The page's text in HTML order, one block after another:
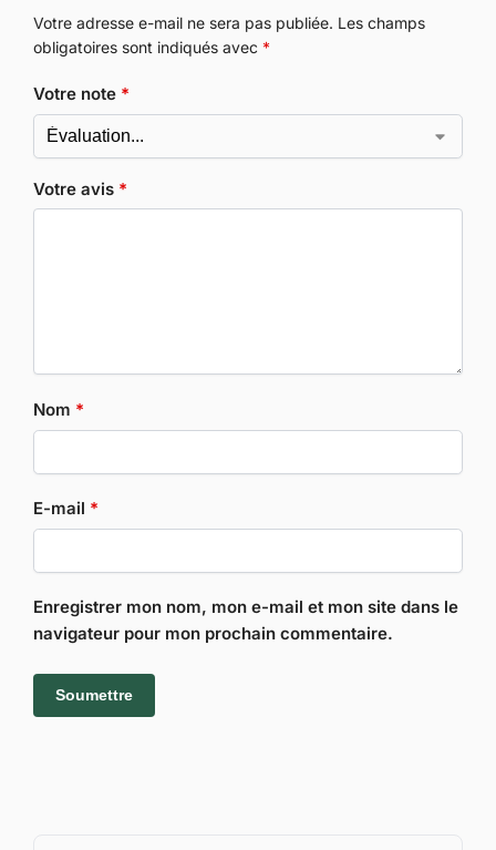
Votre adresse e-mail ne sera pas publiée. Les champs
obligatoires sont indiqués avec *
Votre note *
Votre avis *
Nom *
E-mail *
Enregistrer mon nom, mon e-mail et mon site dans le
navigateur pour mon prochain commentaire.